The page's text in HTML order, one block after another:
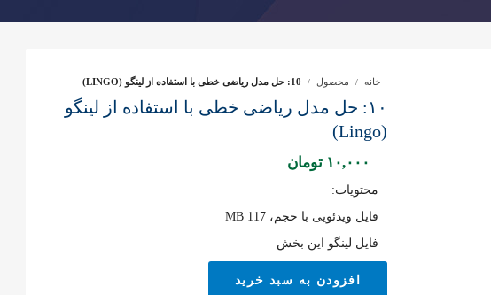
خانه محصول 10: حل مدل ریاضی خطی با استفاده از لینگو (LINGO)
۱۰: حل مدل ریاضی خطی با استفاده از لینگو
(Lingo)
۱۰,۰۰۰ تومان
محتویات:
فایل ویدئویی با حجم، 117 MB
فایل لینگو این بخش
افزودن به سبد خرید